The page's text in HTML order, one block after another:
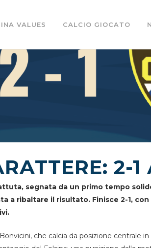
VALUES CALCIO GIOCATO
2-1
segnata da un primo tempo
a ribaltare il risultato. Finisce 2-1,
Bonvicini, che calcia da posizione